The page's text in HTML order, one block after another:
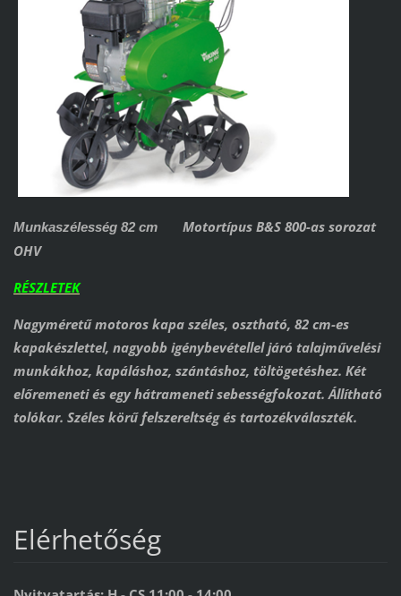
Munkaszélesség 82 cm
Motortípus B&S 800-as sorozat
OHV
RÉSZLETEK
Nagyméretű motoros kapa széles, osztható, 82 cm-es
kapakészlettel, nagyobb igénybevétellel járó talajművelési
munkákhoz, kapáláshoz, szántáshoz, töltögetéshez. Két
előremeneti és egy hátrameneti sebességfokozat. Állítható
tolókar. Széles körű felszereltség és tartozékválaszték.
Elérhetőség